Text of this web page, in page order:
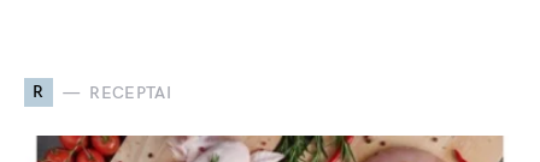
R RECEPTAI